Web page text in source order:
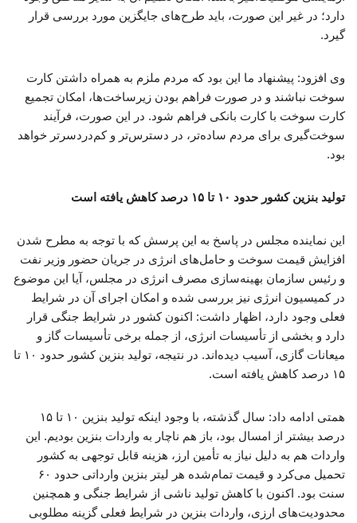
دارد؛ در غیر این صورت، باید طرح‌های جایگزین مورد بررسی قرار
گیرد.
وی افزود: پیشنهاد ما این بود که مردم ملزم به همراه داشتن کارت
سوخت نباشند و در صورت فراهم بودن زیرساخت‌ها، امکان تجمیع
کارت سوخت با کارت بانکی فراهم شود. در این صورت، فرآیند
سوخت‌گیری برای مردم ساده‌تر، در دسترس‌تر و کم‌دردسرتر خواهد
بود.
تولید بنزین کشور حدود ۱۰ تا ۱۵ درصد کاهش یافته است
این نماینده مجلس در پاسخ به این پرسش که با توجه به مطرح شدن
افزایش قیمت سوخت و حامل‌های انرژی در جریان حضور وزیر نفت
و رئیس سازمان بهینه‌سازی مصرف انرژی در مجلس، آیا این موضوع
در کمیسیون انرژی نیز بررسی شده و امکان اجرای آن در شرایط
فعلی وجود دارد، اظهار داشت: اکنون کشور در شرایط جنگی قرار
دارد و بخشی از تأسیسات انرژی، از جمله برخی تأسیسات گاز و
میعانات گازی، آسیب دیده‌اند. در نتیجه، تولید بنزین کشور حدود ۱۰ تا
۱۵ درصد کاهش یافته است.
همتی ادامه داد: سال گذشته، با وجود اینکه تولید بنزین ۱۰ تا ۱۵
درصد بیشتر از امسال بود، باز هم ناچار به واردات بنزین بودیم. این
واردات هم به دلیل نیاز به تأمین ارز، هزینه قابل توجهی به کشور
تحمیل می‌کرد و قیمت تمام‌شده هر لیتر بنزین وارداتی حدود ۶۰
سنت بود. اکنون با کاهش تولید ناشی از شرایط جنگی و همچنین
محدودیت‌های ارزی، واردات بنزین در شرایط فعلی گزینه مطلوبی